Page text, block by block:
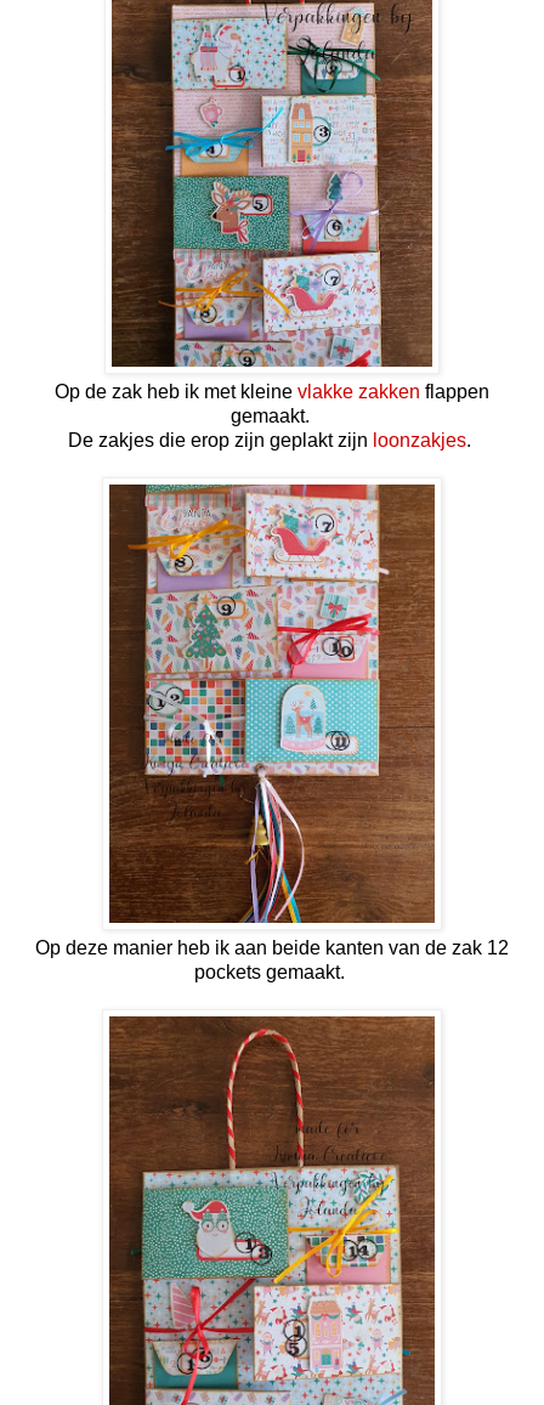
Op de zak heb ik met kleine vlakke zakken flappen
gemaakt.
De zakjes die erop zijn geplakt zijn loonzakjes.
Op deze manier heb ik aan beide kanten van de zak 12
pockets gemaakt.